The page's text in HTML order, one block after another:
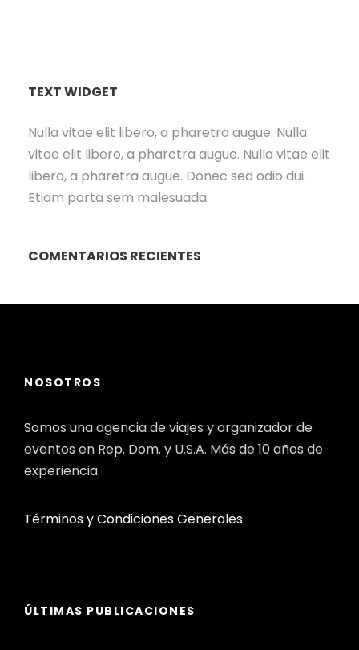
TEXT WIDGET
Nulla vitae elit libero, a pharetra augue. Nulla
vitae elit libero, a pharetra augue. Nulla vitae elit
libero, a pharetra augue. Donec sed odio dui.
Etiam porta sem malesuada.
COMENTARIOS RECIENTES
NOSOTROS
Somos una agencia de viajes y organizador de
eventos en Rep. Dom. y U.S.A. Más de 10 años de
experiencia.
Términos y Condiciones Generales
ÚLTIMAS PUBLICACIONES